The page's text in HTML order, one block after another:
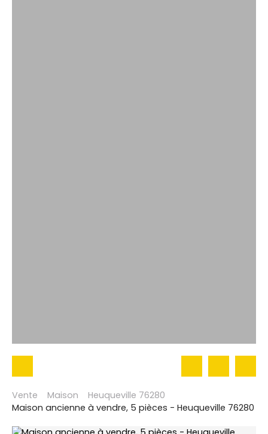
Vente Maison
Heuqueville 76280
Maison ancienne à vendre, 5 pièces - Heuqueville 76280